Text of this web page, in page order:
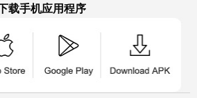
载手机应用程序